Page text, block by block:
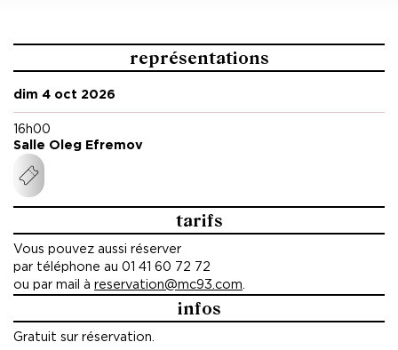
représentations
dim 4 oct 2026
16h00
Salle Oleg Efremov
tarifs
Vous pouvez aussi réserver
par téléphone au 01 41 60 72 72
ou par mail à reservation@mc93.com.
infos
Gratuit sur réservation.